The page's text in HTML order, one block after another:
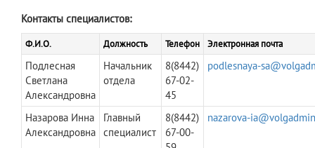
Контакты специалистов:
Ф.И.О. Должность Телефон Электронная почта
Подлесная
Светлана
Александровна
Начальник
отдела
8(8442)
67-02-
45
podlesnaya-
Назарова Инна
Александровна
Главный
специалист
8(8442)
67-00-
nazarova-